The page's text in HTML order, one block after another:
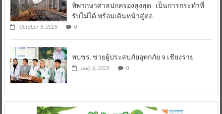
พิพากษาศาลปกครองสูงสุด เป็นการกระทำที่
รับไม่ได้ พร้อมเดินหน้าสู่ต่อ
October 5, 2025 0
พปชร. ช่วยผู้ประสบภัยอุทกภัย จ.เชียงราย
July 3, 2025 0